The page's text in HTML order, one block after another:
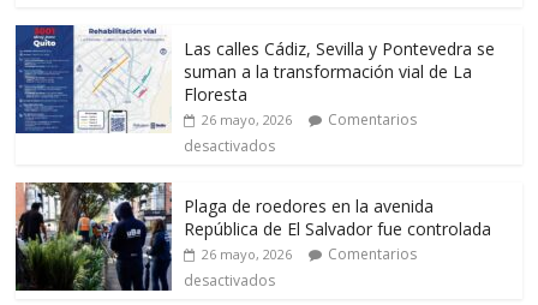
Las calles Cádiz, Sevilla y Pontevedra se
suman a la transformación vial de La
Floresta
26 mayo, 2026
Comentarios
desactivados
Plaga de roedores en la avenida
República de El Salvador fue controlada
26 mayo, 2026
Comentarios
desactivados